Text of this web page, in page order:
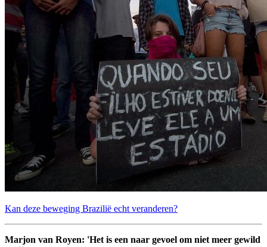
Kan deze beweging Brazilië echt veranderen?
Marjon van Royen: 'Het is een naar gevoel om niet meer gewild